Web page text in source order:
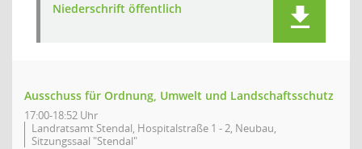
Niederschrift öffentlich
Ausschuss für Ordnung, Umwelt und Landschaftsschutz
17:00-18:52 Uhr
Landratsamt Stendal, Hospitalstraße 1 - 2, Neubau,
Sitzungssaal "Stendal"